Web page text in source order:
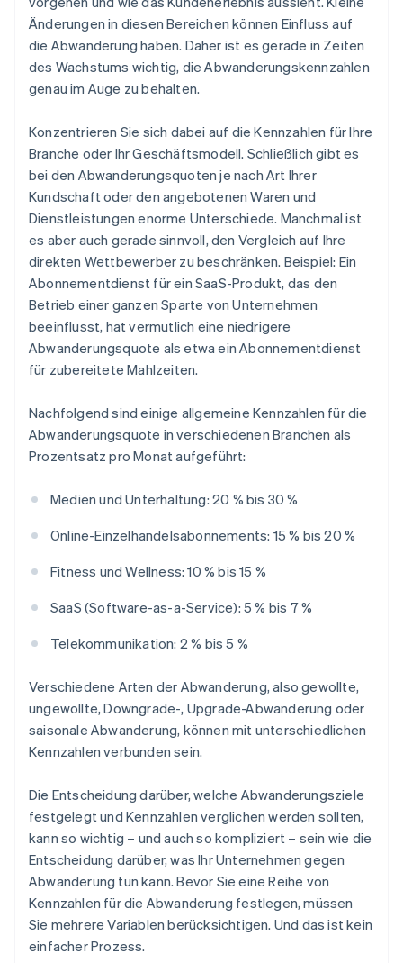
Änderungen in diesen Bereichen können Einfluss auf
die Abwanderung haben. Daher ist es gerade in Zeiten
des Wachstums wichtig, die Abwanderungskennzahlen
genau im Auge zu behalten.
Konzentrieren Sie sich dabei auf die Kennzahlen für Ihre
Branche oder Ihr Geschäftsmodell. Schließlich gibt es
bei den Abwanderungsquoten je nach Art Ihrer
Kundschaft oder den angebotenen Waren und
Dienstleistungen enorme Unterschiede. Manchmal ist
es aber auch gerade sinnvoll, den Vergleich auf Ihre
direkten Wettbewerber zu beschränken. Beispiel: Ein
Abonnementdienst für ein SaaS-Produkt, das den
Betrieb einer ganzen Sparte von Unternehmen
beeinflusst, hat vermutlich eine niedrigere
Abwanderungsquote als etwa ein Abonnementdienst
für zubereitete Mahlzeiten.
Nachfolgend sind einige allgemeine Kennzahlen für die
Abwanderungsquote in verschiedenen Branchen als
Prozentsatz pro Monat aufgeführt:
Medien und Unterhaltung: 20 % bis 30 %
Online-Einzelhandelsabonnements: 15 % bis 20 %
Fitness und Wellness: 10 % bis 15 %
SaaS (Software-as-a-Service): 5 % bis 7 %
Telekommunikation: 2 % bis 5 %
Verschiedene Arten der Abwanderung, also gewollte,
ungewollte, Downgrade-, Upgrade-Abwanderung oder
saisonale Abwanderung, können mit unterschiedlichen
Kennzahlen verbunden sein.
Die Entscheidung darüber, welche Abwanderungsziele
festgelegt und Kennzahlen verglichen werden sollten,
kann so wichtig – und auch so kompliziert – sein wie die
Entscheidung darüber, was Ihr Unternehmen gegen
Abwanderung tun kann. Bevor Sie eine Reihe von
Kennzahlen für die Abwanderung festlegen, müssen
Sie mehrere Variablen berücksichtigen. Und das ist kein
einfacher Prozess.